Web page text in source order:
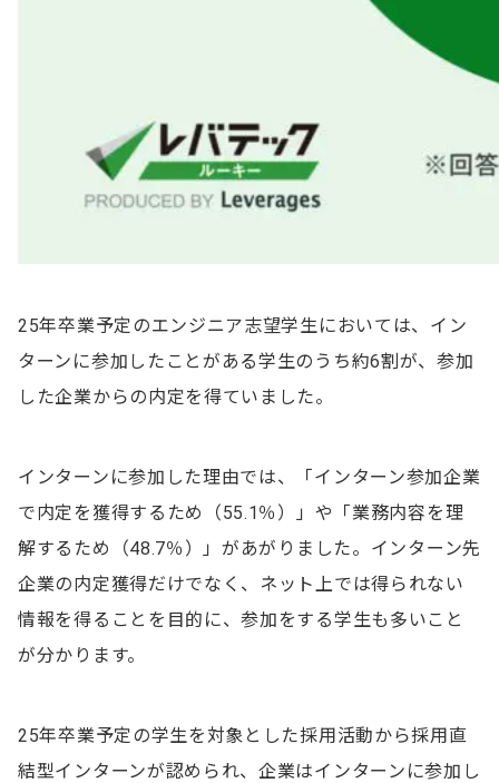
25年卒業予定のエンジニア志望学生においては、イン
ターンに参加したことがある学生のうち約6割が、参加
した企業からの内定を得ていました。
インターンに参加した理由では、「インターン参加企業
で内定を獲得するため（55.1％）」や「業務内容を理
解するため（48.7％）」があがりました。インターン先
企業の内定獲得だけでなく、ネット上では得られない
情報を得ることを目的に、参加をする学生も多いこと
が分かります。
25年卒業予定の学生を対象とした採用活動から採用直
結型インターンが認められ、企業はインターンに参加し